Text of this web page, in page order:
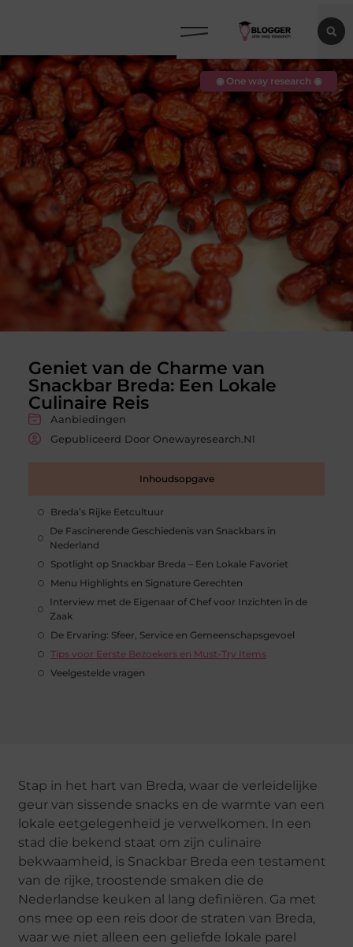
Geniet van de Charme van
Snackbar Breda: Een Lokale
Culinaire Reis
Aanbiedingen
Gepubliceerd Door Onewayresearch.nl
Inhoudsopgave
Breda’s Rijke Eetcultuur
De Fascinerende Geschiedenis van Snackbars in
Nederland
Spotlight op Snackbar Breda – Een Lokale Favoriet
Menu Highlights en Signature Gerechten
Interview met de Eigenaar of Chef voor Inzichten in de
Zaak
De Ervaring: Sfeer, Service en Gemeenschapsgevoel
Tips voor Eerste Bezoekers en Must-Try Items
Veelgestelde vragen
◉ One way research ◉
Stap in het hart van Breda, waar de verleidelijke
geur van sissende snacks en de warmte van een
lokale eetgelegenheid je verwelkomen. In een
stad die bekend staat om zijn culinaire
bekwaamheid, is Snackbar Breda een testament
van de rijke, troostende smaken die de
Nederlandse keuken al lang definiëren. Ga met
ons mee op een reis door de straten van Breda,
waar we niet alleen een geliefde lokale parel